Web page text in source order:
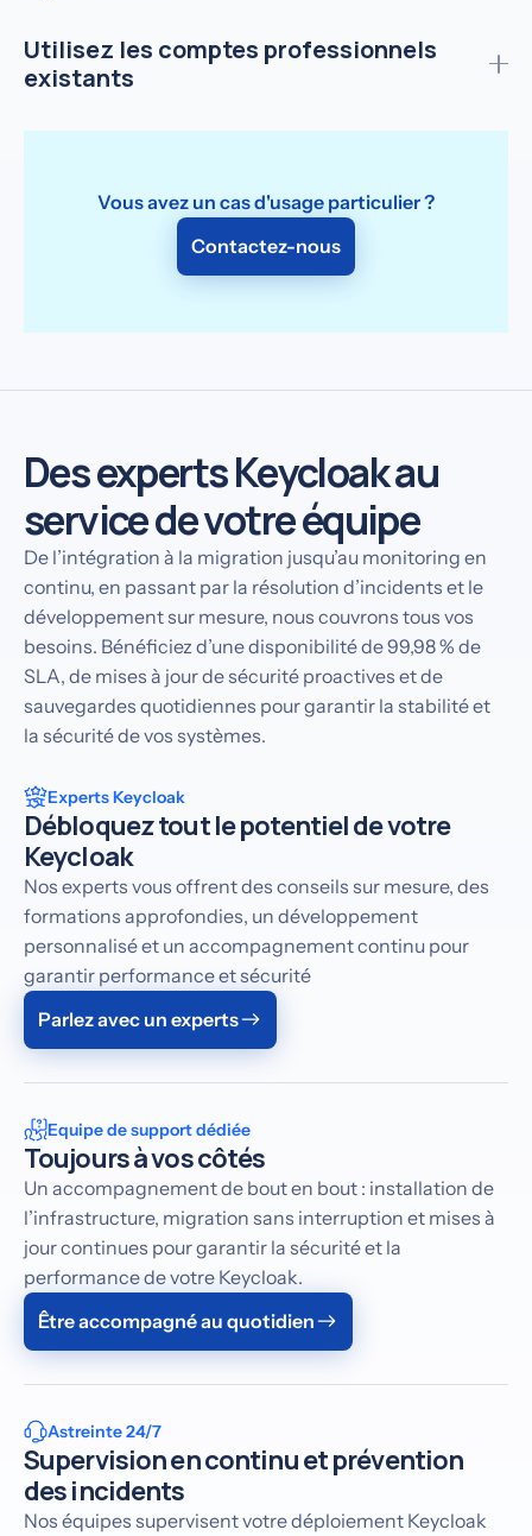
idéales pour améliorer l’expérience utilisateur dans des
contextes B2C comme l’e-commerce ou les
Utilisez les comptes professionnels
existants
En tant qu’IdP broker, Keycloak permet de connecter
partenaires.
Solution pour IdP
Vous avez un cas d'usage particulier ?
Contactez-nous
Des experts Keycloak au
service de votre équipe
De l’intégration à la migration jusqu’au monitoring en
continu, en passant par la résolution d’incidents et le
développement sur mesure, nous couvrons tous vos
besoins. Bénéficiez d’une disponibilité de 99,98 % de
SLA, de mises à jour de sécurité proactives et de
sauvegardes quotidiennes pour garantir la stabilité et
la sécurité de vos systèmes.
Experts Keycloak
Débloquez tout le potentiel de votre
Keycloak
Nos experts vous offrent des conseils sur mesure, des
formations approfondies, un développement
personnalisé et un accompagnement continu pour
garantir performance et sécurité
Parlez avec un experts
Equipe de support dédiée
Toujours à vos côtés
Un accompagnement de bout en bout : installation de
l’infrastructure, migration sans interruption et mises à
jour continues pour garantir la sécurité et la
performance de votre Keycloak.
Être accompagné au quotidien
Astreinte 24/7
Supervision en continu et prévention
des incidents
Nos équipes supervisent votre déploiement Keycloak